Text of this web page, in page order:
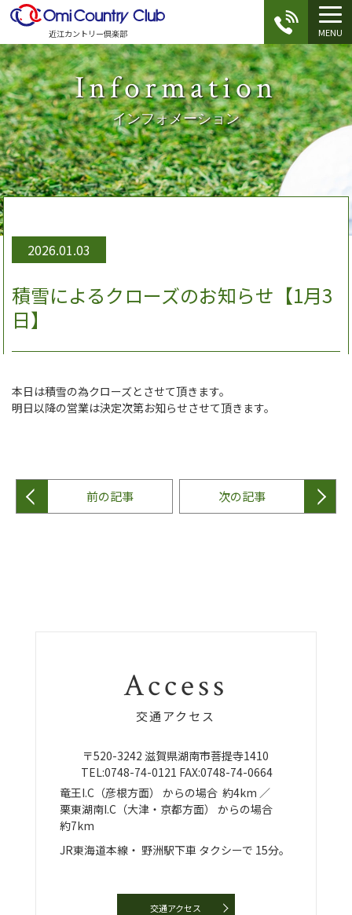
近江カントリー倶楽部 MENU
Information
インフォメーション
2026.01.03
積雪によるクローズのお知らせ【1月3
日】
本日は積雪の為クローズとさせて頂きます。
明日以降の営業は決定次第お知らせさせて頂きます。
前の記事 次の記事
Access
交通アクセス
〒520-3242 滋賀県湖南市菩提寺1410
TEL:0748-74-0121 FAX:0748-74-0664
竜王I.C（彦根方面） からの場合 約4km ／
栗東湖南I.C（大津・京都方面）
からの場合
約7km
JR東海道本線・ 野洲駅下車 タクシーで 15分。
交通アクセス